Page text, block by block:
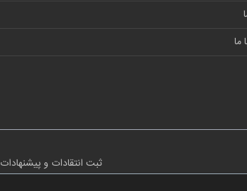
ما
ثبت انتقادات و پیشنهادات